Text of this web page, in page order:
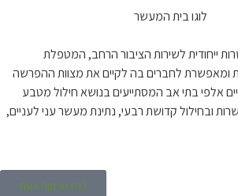
ייחודית לשירות הציבור הרחב, המטפלת
ומאפשרת לחברים בה לקיים את מצוות ההפרשה
אלפי בתי אב המסתייעים בנושא חילול מטבע
ובחילול קדושת רבעי, נתינת מעשר עני לעניים,
להצטרפות כעת